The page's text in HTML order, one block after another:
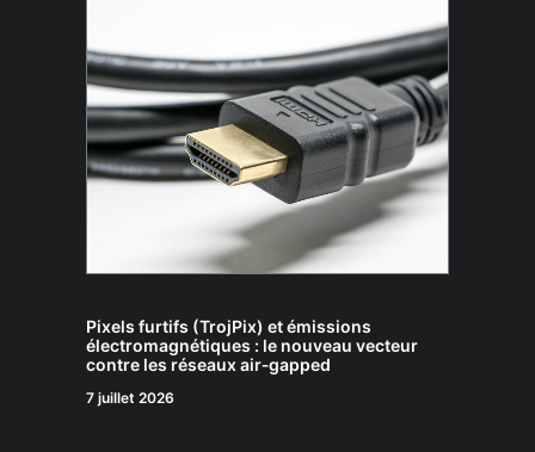
Pixels furtifs (TrojPix) et émissions
électromagnétiques : le nouveau vecteur
contre les réseaux air‑gapped
7 juillet 2026